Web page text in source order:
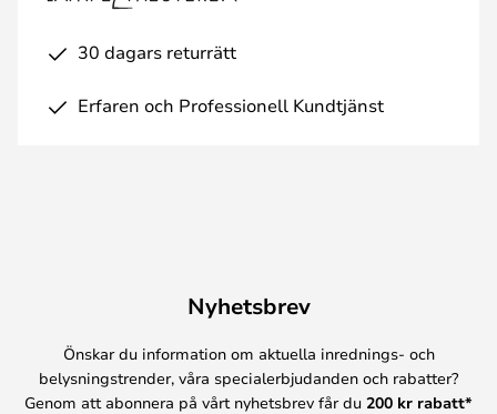
30 dagars returrätt
Erfaren och Professionell Kundtjänst
Nyhetsbrev
Önskar du information om aktuella inrednings- och
belysningstrender, våra specialerbjudanden och rabatter?
Genom att abonnera på vårt nyhetsbrev får du 200 kr rabatt*